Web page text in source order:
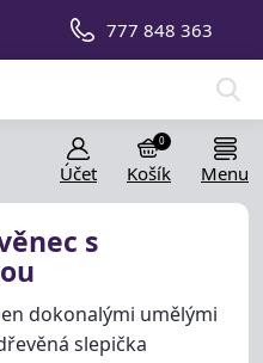
777 848 363
Účet Košík
0
Menu
s
dokonalými umělými
slepička